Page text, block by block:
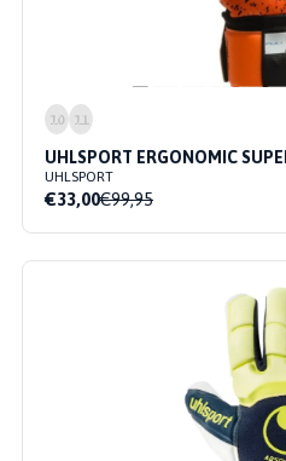
10 11
UHLSPORT ERGONOMIC
UHLSPORT
€33,00€99,95